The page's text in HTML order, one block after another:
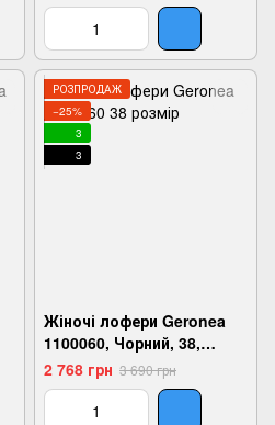
РОЗПРОДАЖ
−25%
3
3
Жіночі лофери Geronea
1100060, Чорний, 38,
2999860666281
2 768 грн 3 690 грн